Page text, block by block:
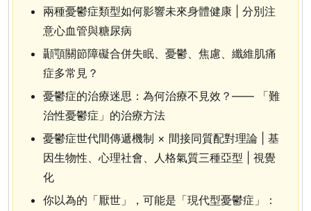
兩種憂鬱症類型如何影響未來身體健康 | 分別注
意心血管與糖尿病
顳顎關節障礙合併失眠、憂鬱、焦慮、纖維肌痛
症多常見？
憂鬱症的治療迷思：為何治療不見效？—— 「難
治性憂鬱症」的治療方法
憂鬱症世代間傳遞機制 × 間接同質配對理論 | 基
因生物性、心理社會、人格氣質三種亞型 | 視覺
化
你以為的「厭世」，可能是「現代型憂鬱症」：